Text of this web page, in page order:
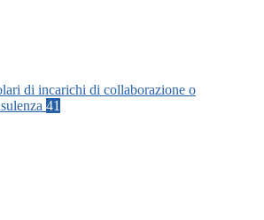
di incarichi di collaborazione o
41